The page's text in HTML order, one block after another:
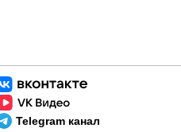
Telegram канал